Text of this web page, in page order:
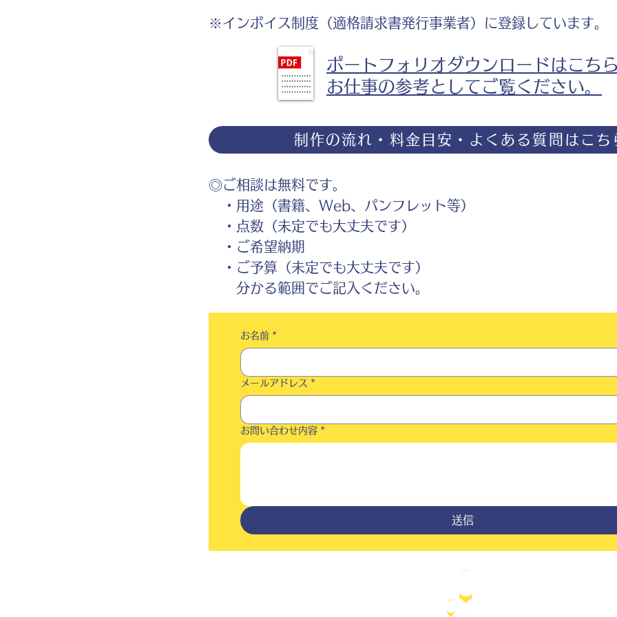
※インボイス制度（適格請求書発行事業者）に登録しています。
ポートフォリオダウンロードはこち
お仕事の参考としてご覧ください。
制作の流れ・料金目安・よくある質問はこち
◎ご相談は無料です。
・用途（書籍、Web、パンフレット等）
・点数（未定でも大丈夫です）
・ご希望納期
・ご予算（未定でも大丈夫です）
分かる範囲でご記入ください。
お名前 *
メールアドレス *
お問い合わせ内容 *
送信